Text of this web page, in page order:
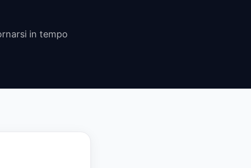
in tempo